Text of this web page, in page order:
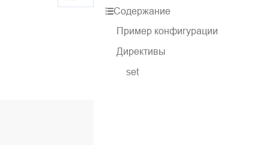
Содержание
Пример конфигурации
Директивы
set